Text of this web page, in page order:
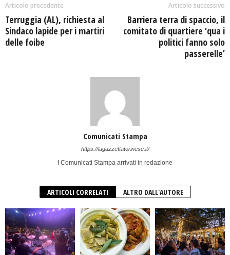
Articolo precedente
Terruggia (AL), richiesta al
Sindaco lapide per i martiri
delle foibe
Articolo successivo
Barriera terra di spaccio, il
comitato di quartiere ‘qua i
politici fanno solo
passerelle’
Comunicati Stampa
https://lagazzettatorinese.it/
I Comunicati Stampa arrivati in redazione
ARTICOLI CORRELATI ALTRO DALL'AUTORE